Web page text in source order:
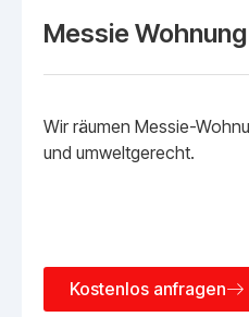
Messie Wohnung
Wir räumen Messie-
und umweltgerecht.
Kostenlos anfragen